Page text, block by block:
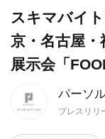
パーソ
プレスリリ
スキマバイ
京・名古屋
展示会「